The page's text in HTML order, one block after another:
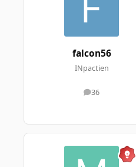
falcon56
INpactien
36
messages